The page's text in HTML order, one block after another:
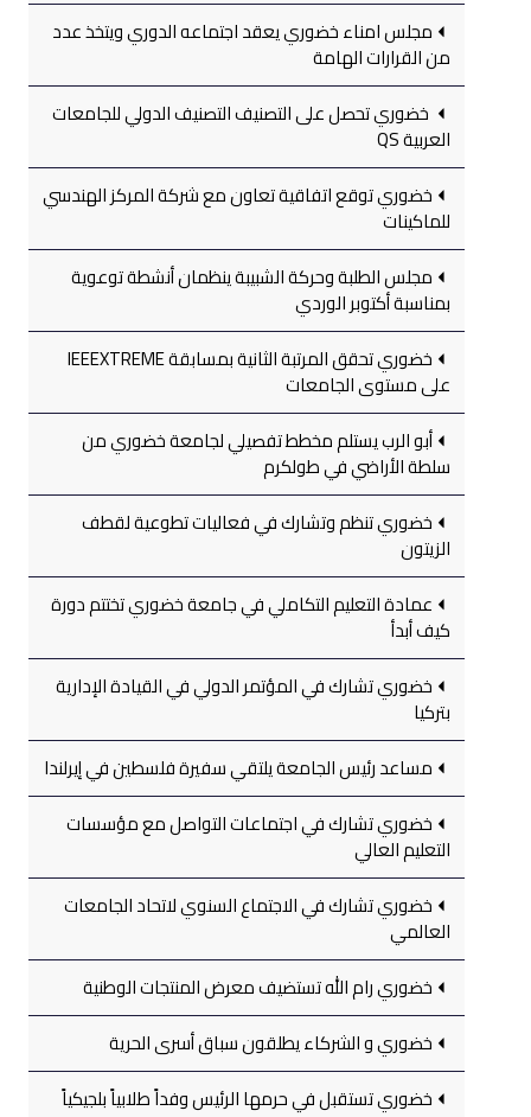
مجلس امناء خضوري يعقد اجتماعه الدوري ويتخذ عدد
من القرارات الهامة
خضوري تحصل على التصنيف التصنيف الدولي للجامعات
العربية QS
خضوري توقع اتفاقية تعاون مع شركة المركز الهندسي
للماكينات
مجلس الطلبة وحركة الشبيبة ينظمان أنشطة توعوية
بمناسبة أكتوبر الوردي
خضوري تحقق المرتبة الثانية بمسابقة IEEEXTREME
على مستوى الجامعات
أبو الرب يستلم مخطط تفصيلي لجامعة خضوري من
سلطة الأراضي في طولكرم
خضوري تنظم وتشارك في فعاليات تطوعية لقطف
الزيتون
عمادة التعليم التكاملي في جامعة خضوري تختتم دورة
كيف أبدأ
خضوري تشارك في المؤتمر الدولي في القيادة الإدارية
بتركيا
مساعد رئيس الجامعة يلتقي سفيرة فلسطين في إيرلندا
خضوري تشارك في اجتماعات التواصل مع مؤسسات
التعليم العالي
خضوري تشارك في الاجتماع السنوي لاتحاد الجامعات
العالمي
خضوري رام الله تستضيف معرض المنتجات الوطنية
خضوري و الشركاء يطلقون سباق أسرى الحرية
خضوري تستقبل في حرمها الرئيس وفداً طلابياً بلجيكياً